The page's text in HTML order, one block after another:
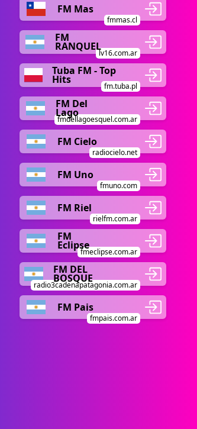
FM Mas
fmmas.cl
FM
RANQUEL
lv16.com.ar
Tuba FM - Top
Hits
fm.tuba.pl
FM Del
Lago
fmdellagoesquel.com.ar
FM Cielo
radiocielo.net
FM Uno
fmuno.com
FM Riel
rielfm.com.ar
FM
Eclipse
fmeclipse.com.ar
FM DEL
BOSQUE
radio3cadenapatagonia.com.ar
FM Pais
fmpais.com.ar